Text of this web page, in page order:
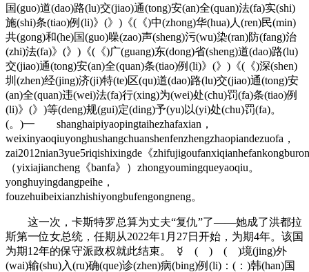
国(guo)道(dao)路(lu)交(jiao)通(tong)安(an)全(quan)法(fa)实(shi)
施(shi)条(tiao)例(li)》(》)《(《)中(zhong)华(hua)人(ren)民(min)
共(gong)和(he)国(guo)噪(zao)声(sheng)污(wu)染(ran)防(fang)治
(zhi)法(fa)》(》)《(《)广(guang)东(dong)省(sheng)道(dao)路(lu)
交(jiao)通(tong)安(an)全(quan)条(tiao)例(li)》(》)《(《)深(shen)
圳(zhen)经(jing)济(ji)特(te)区(qu)道(dao)路(lu)交(jiao)通(tong)安
(an)全(quan)违(wei)法(fa)行(xing)为(wei)处(chu)罚(fa)条(tiao)例
(li)》(》)等(deng)规(gui)定(ding)予(yu)以(yi)处(chu)罚(fa)。
(。)━ shanghaipiyaopingtaihezhafaxian，
weixinyaoqiuyonghushangchuanshenfenzhengzhaopiandezuofa，
zai2012nian3yue5riqishixingde《
（yixiajiancheng《banfa》）zhongyoumingqueyaoqiu。
yonghuyingdangpeihe，
fouzehuibeixianzhishiyongbufengongneng。
这一次，卡斯特罗总算为丈夫“复仇”了——她成了洪都拉
斯第一位女总统，任期从2022年1月27日开始，为期4年。该国
为期12年的保守派政权就此结束。 ☿ ( ) ( )境(jing)外
(wai)输(shu)入(ru)确(que)诊(zhen)病(bing)例(li)：(：)韩(han)国